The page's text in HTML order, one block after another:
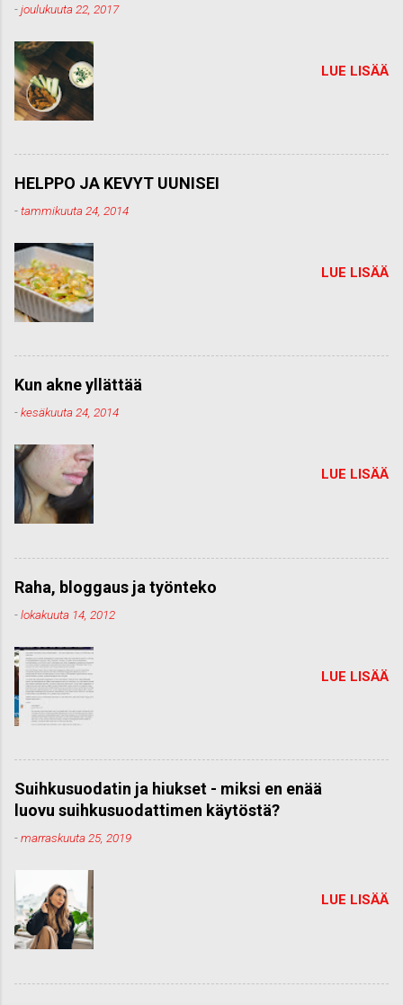
-joulukuuta 22, 2017
LUE LISÄÄ
HELPPO JA KEVYT UUNISEI
-tammikuuta 24, 2014
LUE LISÄÄ
Kun akne yllättää
-kesäkuuta 24, 2014
LUE LISÄÄ
Raha, bloggaus ja työnteko
-lokakuuta 14, 2012
LUE LISÄÄ
Suihkusuodatin ja hiukset - miksi en enää
luovu suihkusuodattimen käytöstä?
-marraskuuta 25, 2019
LUE LISÄÄ